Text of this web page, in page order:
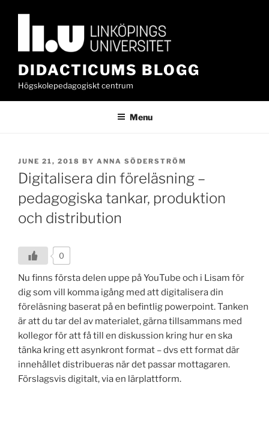
DIDACTICUMS BLOGG
Högskolepedagogiskt centrum
Menu
POSTED
ON
JUNE 21, 2018 BY ANNA SÖDERSTRÖM
Digitalisera din föreläsning –
pedagogiska tankar, produktion
och distribution
0
Nu finns första delen uppe på YouTube och i Lisam för
dig som vill komma igång med att digitalisera din
föreläsning baserat på en befintlig powerpoint. Tanken
är att du tar del av materialet, gärna tillsammans med
kollegor för att få till en diskussion kring hur en ska
tänka kring ett asynkront format – dvs ett format där
innehållet distribueras när det passar mottagaren.
Förslagsvis digitalt, via en lärplattform.